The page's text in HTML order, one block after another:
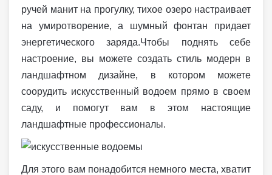
ручей манит на прогулку, тихое озеро настраивает
на умиротворение, а шумный фонтан придает
энергетического заряда.Чтобы поднять себе
настроение, вы можете создать стиль модерн в
ландшафтном дизайне, в котором можете
соорудить искусственный водоем прямо в своем
саду, и помогут вам в этом настоящие
ландшафтные профессионалы.
Для этого вам понадобится немного места, хватит